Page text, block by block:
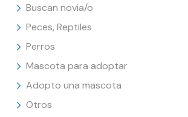
Buscan novia/o
Peces, Reptiles
Perros
Mascota para adoptar
Adopto una mascota
Otros